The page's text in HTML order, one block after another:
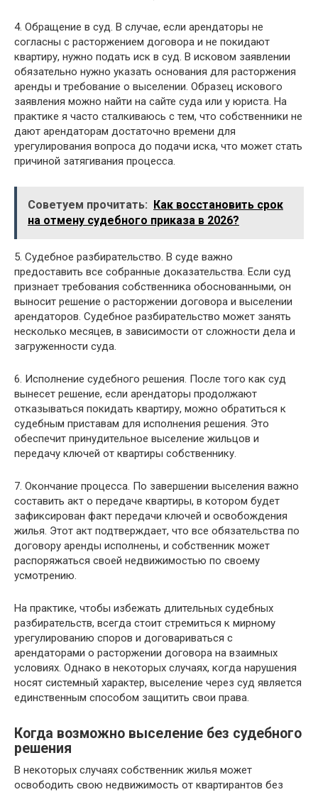
4. Обращение в суд. В случае, если арендаторы не
согласны с расторжением договора и не покидают
квартиру, нужно подать иск в суд. В исковом заявлении
обязательно нужно указать основания для расторжения
аренды и требование о выселении. Образец искового
заявления можно найти на сайте суда или у юриста. На
практике я часто сталкиваюсь с тем, что собственники не
дают арендаторам достаточно времени для
урегулирования вопроса до подачи иска, что может стать
причиной затягивания процесса.
Советуем прочитать: Как восстановить срок
на отмену судебного приказа в 2026?
5. Судебное разбирательство. В суде важно
предоставить все собранные доказательства. Если суд
признает требования собственника обоснованными, он
выносит решение о расторжении договора и выселении
арендаторов. Судебное разбирательство может занять
несколько месяцев, в зависимости от сложности дела и
загруженности суда.
6. Исполнение судебного решения. После того как суд
вынесет решение, если арендаторы продолжают
отказываться покидать квартиру, можно обратиться к
судебным приставам для исполнения решения. Это
обеспечит принудительное выселение жильцов и
передачу ключей от квартиры собственнику.
7. Окончание процесса. По завершении выселения важно
составить акт о передаче квартиры, в котором будет
зафиксирован факт передачи ключей и освобождения
жилья. Этот акт подтверждает, что все обязательства по
договору аренды исполнены, и собственник может
распоряжаться своей недвижимостью по своему
усмотрению.
На практике, чтобы избежать длительных судебных
разбирательств, всегда стоит стремиться к мирному
урегулированию споров и договариваться с
арендаторами о расторжении договора на взаимных
условиях. Однако в некоторых случаях, когда нарушения
носят системный характер, выселение через суд является
единственным способом защитить свои права.
Когда возможно выселение без судебного
решения
В некоторых случаях собственник жилья может
освободить свою недвижимость от квартирантов без